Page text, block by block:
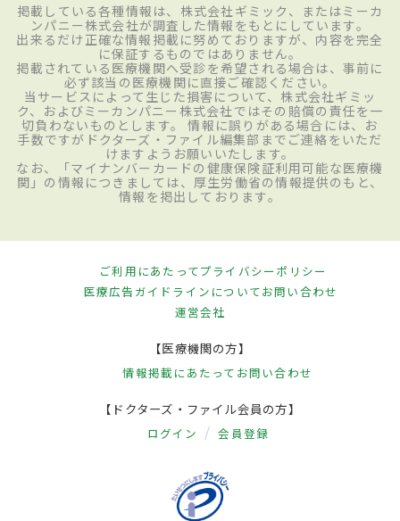
掲載している各種情報は、株式会社ギミック、またはミーカ
ンパニー株式会社が調査した情報をもとにしています。
出来るだけ正確な情報掲載に努めておりますが、内容を完全
に保証するものではありません。
掲載されている医療機関へ受診を希望される場合は、事前に
必ず該当の医療機関に直接ご確認ください。
当サービスによって生じた損害について、株式会社ギミッ
ク、およびミーカンパニー株式会社ではその賠償の責任を一
切負わないものとします。 情報に誤りがある場合には、お
手数ですがドクターズ・ファイル編集部までご連絡をいただ
けますようお願いいたします。
なお、「マイナンバーカードの健康保険証利用可能な医療機
関」の情報につきましては、厚生労働省の情報提供のもと、
情報を掲出しております。
ご利用にあたってプライバシーポリシー
医療広告ガイドラインについてお問い合わせ
運営会社
【医療機関の方】
情報掲載にあたって お問い合わせ
【ドクターズ・ファイル会員の方】
ログイン 会員登録